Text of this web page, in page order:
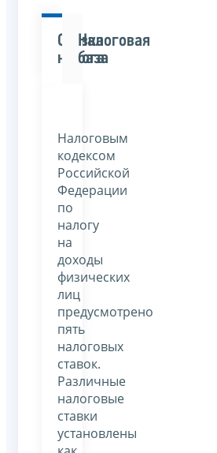
Ставка
налога
Налоговая
база
Налоговым
кодексом
Российской
Федерации
по
налогу
на
доходы
физических
лиц
предусмотрено
пять
налоговых
ставок.
Различные
налоговые
ставки
установлены